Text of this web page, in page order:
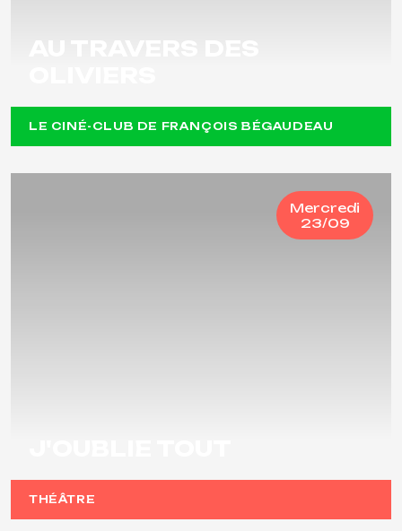
LE CINÉ-CLUB DE FRANÇOIS BÉGAUDEAU
Mercredi
23/09
THÉÂTRE